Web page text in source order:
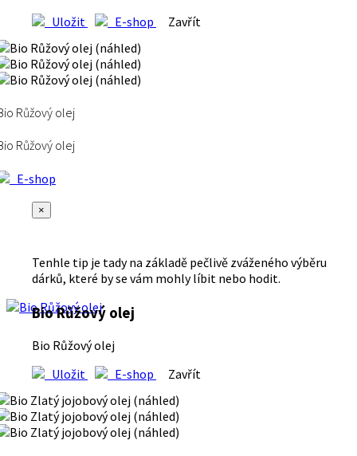
Uložit E-shop Zavřít
Růžový olej
Růžový olej
E-shop
×
Tenhle tip je tady na základě pečlivě zváženého výběru
dárků, které by se vám mohly líbit nebo hodit.
Bio Růžový olej
Bio Růžový olej
Uložit
E-shop Zavřít